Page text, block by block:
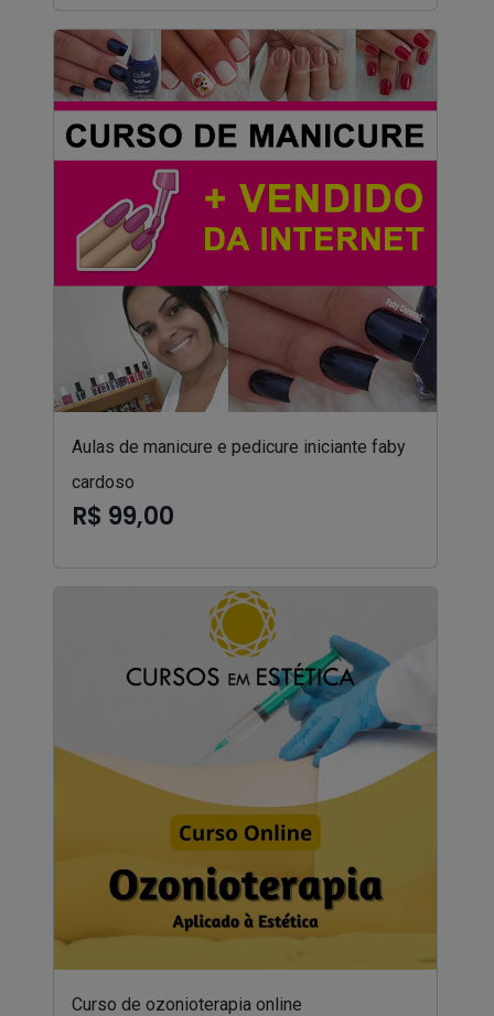
Aulas de manicure e pedicure iniciante faby
cardoso
R$ 99,00
Curso de ozonioterapia online